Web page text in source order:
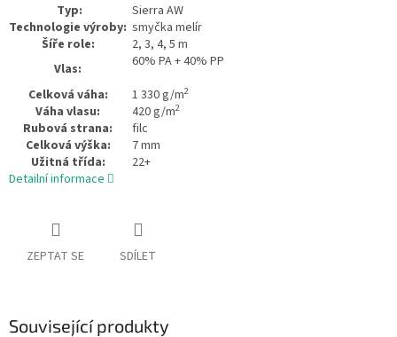
Typ:
Sierra AW
Technologie výroby: smyčka melír
Šíře role:
2, 3, 4, 5 m
Vlas:
60% PA + 40% PP
Celková váha:
1 330 g/m2
Váha vlasu: 420 g/m2
Rubová strana:
filc
Celková výška:
7 mm
Užitná třída:
22+
Detailní informace
ZEPTAT SE SDÍLET
Související produkty